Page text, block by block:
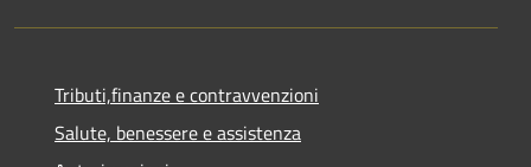
Tributi,finanze e contravvenzioni
Salute, benessere e assistenza